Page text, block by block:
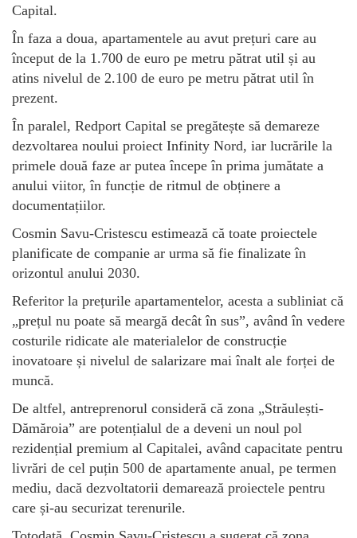
Capital.
În faza a doua, apartamentele au avut prețuri care au
început de la 1.700 de euro pe metru pătrat util și au
atins nivelul de 2.100 de euro pe metru pătrat util în
prezent.
În paralel, Redport Capital se pregătește să demareze
dezvoltarea noului proiect Infinity Nord, iar lucrările la
primele două faze ar putea începe în prima jumătate a
anului viitor, în funcție de ritmul de obținere a
documentațiilor.
Cosmin Savu-Cristescu estimează că toate proiectele
planificate de companie ar urma să fie finalizate în
orizontul anului 2030.
Referitor la prețurile apartamentelor, acesta a subliniat că
„prețul nu poate să meargă decât în sus”, având în vedere
costurile ridicate ale materialelor de construcție
inovatoare și nivelul de salarizare mai înalt ale forței de
muncă.
De altfel, antreprenorul consideră că zona „Străulești-
Dămăroia” are potențialul de a deveni un noul pol
rezidențial premium al Capitalei, având capacitate pentru
livrări de cel puțin 500 de apartamente anual, pe termen
mediu, dacă dezvoltatorii demarează proiectele pentru
care și-au securizat terenurile.